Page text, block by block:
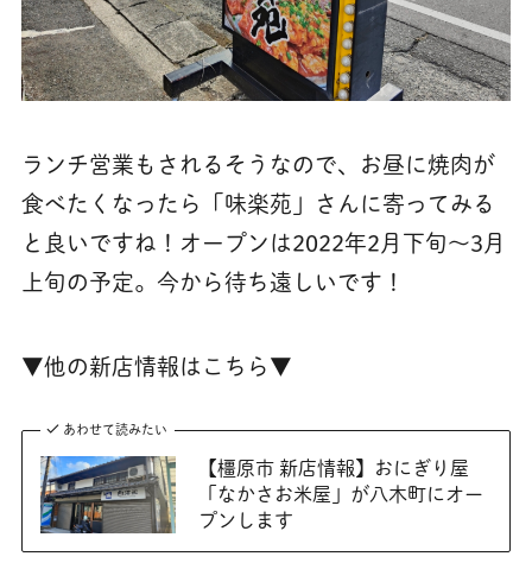
ランチ営業もされるそうなので、お昼に焼肉が
食べたくなったら「味楽苑」さんに寄ってみる
と良いですね！オープンは2022年2月下旬～3月
上旬の予定。今から待ち遠しいです！
▼他の新店情報はこちら▼
あわせて読みたい
【橿原市 新店情報】おにぎり屋
「なかさお米屋」が八木町にオー
プンします